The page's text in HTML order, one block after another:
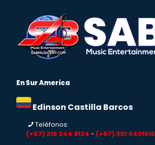
En Sur America
Edinson Castilla Barcos
Teléfonos:
(+57) 316 244 8124 - (+57) 301 6421816